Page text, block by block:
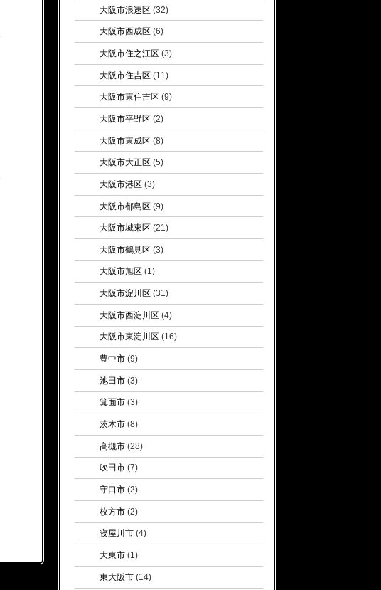
大阪市浪速区(32)
大阪市西成区 (6)
大阪市住之江区(3)
大阪市住吉区(11)
大阪市東住吉区 (9)
大阪市平野区(2)
大阪市東成区(8)
大阪市大正区 (5)
大阪市港区(3)
大阪市都島区(9)
大阪市城東区 (21)
大阪市鶴見区(3)
大阪市旭区 (1)
大阪市淀川区 (31)
大阪市西淀川区(4)
大阪市東淀川区 (16)
豊中市(9)
池田市(3)
箕面市(3)
茨木市(8)
高槻市(28)
吹田市(7)
守口市(2)
枚方市(2)
寝屋川市(4)
大東市(1)
東大阪市(14)